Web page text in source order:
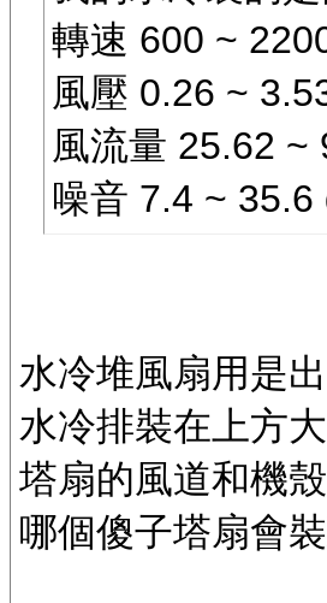
轉速 600 ~
風壓 0.26 ~
風流量 25.62 ~
噪音 7.4 ~ 35.6
水冷堆風扇用是
水冷排裝在上方
塔扇的風道和機
哪個傻子塔扇會